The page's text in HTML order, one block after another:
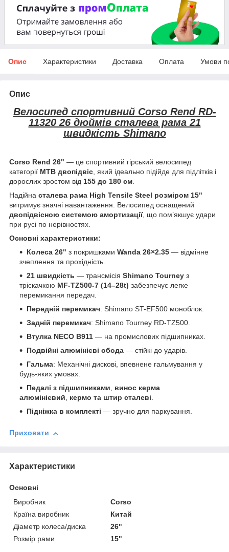
Опис Характеристики Доставка Оплата Умови
Опис
Велосипед спортивний Corso Rend RD-
11320 26 дюймів сталева рама 21
швидкість Shimano
Corso Rend 26" — це спортивний гірський велосипед
категорії МТВ двопідвіс, який ідеально підійде для підлітків і
дорослих зростом від 155 до 180 см.
Надійна сталева рама High Tensile Steel розміром 15"
витримує значні навантаження. Велосипед оснащений
двопідвісною системою амортизації, що пом’якшує удари
при русі по нерівностях.
Основні характеристики:
Колеса 26" з покришками Wanda 26×2.35 — відмінне
зчеплення та прохідність.
21 швидкість — трансмісія Shimano Tourney з
тріскачкою MF-TZ500-7 (14–28t) забезпечує легке
перемикання передач.
Передній перемикач: Shimano ST-EF500 моноблок.
Задній перемикач: Shimano Tourney RD-TZ500.
Втулка NECO B911 — на промислових підшипниках.
Подвійні алюмінієві обода — стійкі до ударів.
Гальма: Механічні дискові, впевнене гальмування у
будь-яких умовах.
Педалі з підшипниками, винос керма
алюмінієвий, кермо та штир сталеві.
Підніжка в комплекті — зручно для паркування.
Приховати
Характеристики
Основні
Виробник
Corso
Країна виробник
Китай
Діаметр колеса/диска
26"
Розмір рами
15"